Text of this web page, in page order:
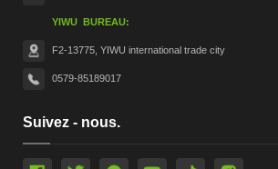
YIWU BUREAU:
F2-13775, YIWU international trade city
0579-85189017
Suivez - nous.